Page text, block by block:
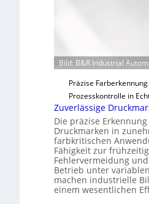
g
s
Bild: B&R Industrial
Präzise
Prozesskontrolle in
Zuverlässige
Die präzise Erkennung
Druckmarken in
farbkritischen
Fähigkeit zur
Fehlervermeidung
Betrieb unter
machen industrielle
einem wesentlichen